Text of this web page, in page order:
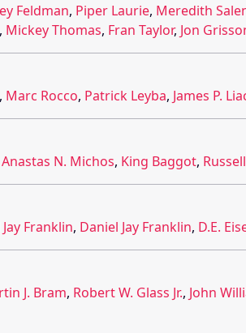
Feldman, Piper Laurie, Meredith
, Mickey Thomas, Fran Taylor, Jon
, Marc Rocco, Patrick Leyba, James P.
Anastas N. Michos, King Baggot,
Franklin, Daniel Jay Franklin, D.E.
J. Bram, Robert W. Glass Jr., John